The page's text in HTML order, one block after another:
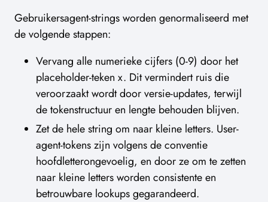
Gebruikersagent-strings worden genormaliseerd met
de volgende stappen:
Vervang alle numerieke cijfers (0-9) door het
placeholder-teken x. Dit vermindert ruis die
veroorzaakt wordt door versie-updates, terwijl
de tokenstructuur en lengte behouden blijven.
Zet de hele string om naar kleine letters. User-
agent-tokens zijn volgens de conventie
hoofdletterongevoelig, en door ze om te zetten
naar kleine letters worden consistente en
betrouwbare lookups gegarandeerd.